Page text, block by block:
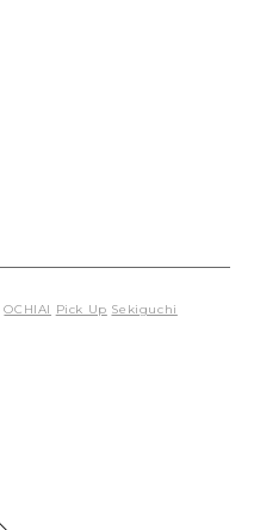
OCHIAI Pick Up Sekiguchi